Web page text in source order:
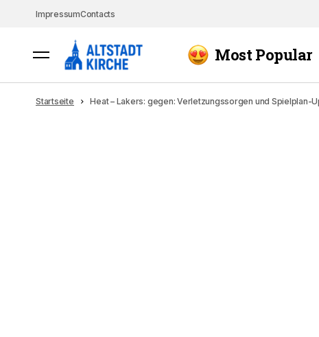
ImpressumContacts
Most Popular
Startseite Heat – Lakers: gegen: Verletzungssorgen und Spielplan-